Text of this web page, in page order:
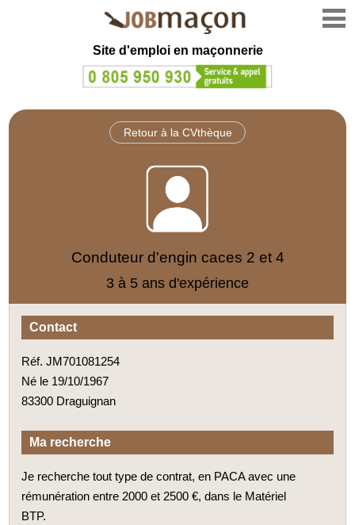
Site d'emploi en maçonnerie
Retour à la CVthèque
Conduteur d'engin caces 2 et 4
3 à 5 ans d'expérience
Contact
Réf. JM701081254
Né le 19/10/1967
83300 Draguignan
Ma recherche
Je recherche tout type de contrat, en PACA avec une
rémunération entre 2000 et 2500 €, dans le Matériel
BTP.